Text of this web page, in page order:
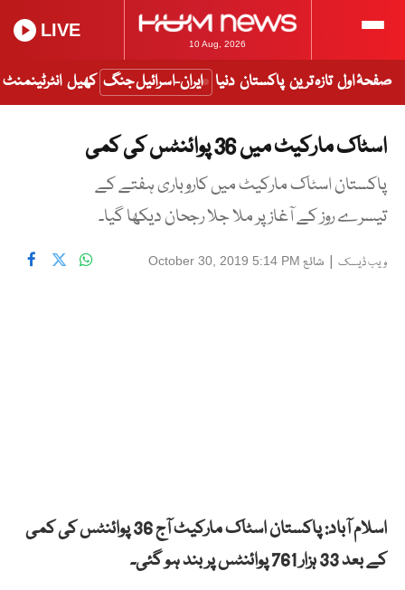
10 Aug, 2026
LIVE
صفحۂ اول تازہ ترین پاکستان دنیا ایران-اسرائیل جنگ کھیل انٹرٹینمنٹ
اسٹاک مارکیٹ میں 36 پوائنٹس کی کمی
پاکستان اسٹاک مارکیٹ میں کاروباری ہفتے کے
تیسرے روز کے آغاز پر ملا جلا رجحان دیکھا گیا۔
ویب ڈیسک | شائع October 30, 2019 5:14 PM
اسلام آباد: پاکستان اسٹاک مارکیٹ آج 36 پوائنٹس کی کمی
کے بعد 33 ہزار 761 پوائنٹس پر بند ہو گئی۔